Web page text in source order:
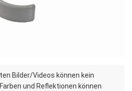
Bilder/Videos können kein
und Reflektionen können